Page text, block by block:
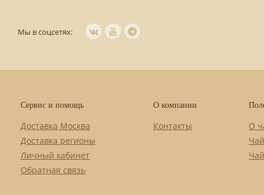
Мы в соцсетях:
Сервис и помощь
Доставка Москва
Доставка регионы
Личный кабинет
Обратная связь
О компании
Контакты
О